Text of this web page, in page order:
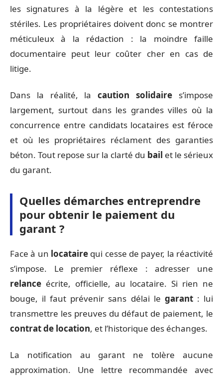
les signatures à la légère et les contestations
stériles. Les propriétaires doivent donc se montrer
méticuleux à la rédaction : la moindre faille
documentaire peut leur coûter cher en cas de
litige.
Dans la réalité, lacaution solidaire s’impose
largement, surtout dans les grandes villes où la
concurrence entre candidats locataires est féroce
et où les propriétaires réclament des garanties
béton. Tout repose sur la clarté du bail et le sérieux
du garant.
Quelles démarches entreprendre
pour obtenir le paiement du
garant ?
Face à un locataire qui cesse de payer, la réactivité
s’impose. Le premier réflexe : adresser une
relance écrite, officielle, au locataire. Si rien ne
bouge, il faut prévenir sans délai le garant: lui
transmettre les preuves du défaut de paiement, le
contrat de location, et l’historique des échanges.
La notification au garant ne tolère aucune
approximation. Une lettre recommandée avec